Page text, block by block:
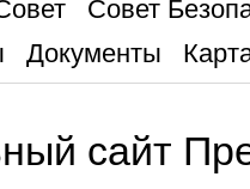
Совет
Документы
сайт